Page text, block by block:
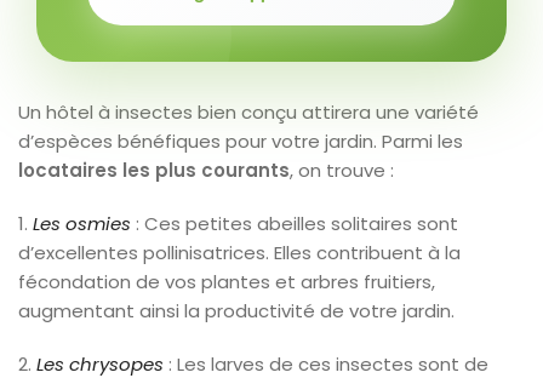
Un hôtel à insectes bien conçu attirera une variété
d’espèces bénéfiques pour votre jardin. Parmi les
locataires les plus courants, on trouve :
1. Les osmies : Ces petites abeilles solitaires sont
d’excellentes pollinisatrices. Elles contribuent à la
fécondation de vos plantes et arbres fruitiers,
augmentant ainsi la productivité de votre jardin.
2. Les chrysopes : Les larves de ces insectes sont de